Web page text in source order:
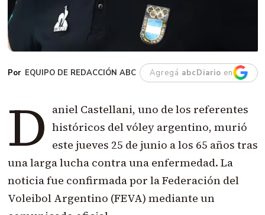
EQUIPO DE REDACCIÓN ABC Agregá abcDiario en
D aniel Castellani, uno de los referentes
históricos del vóley argentino, murió
este jueves 25 de junio a los 65 años tras
una larga lucha contra una enfermedad. La
noticia fue confirmada por la Federación del
Voleibol Argentino (FEVA) mediante un